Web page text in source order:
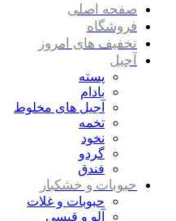
صفحه اصلی
فروشگاه
تخفیف های امروز
آجیل
پسته
بادام
آجیل های مخلوط
تخمه
نخود
گردو
فندق
حبوبات و خشکبار
حبوبات و غلات
آلو و قیسی